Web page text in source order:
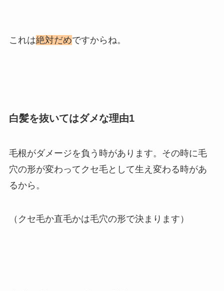
これは絶対だめですからね。
白髪を抜いてはダメな理由1
毛根がダメージを負う時があります。その時に毛
穴の形が変わってクセ毛として生え変わる時があ
るから。
（クセ毛か直毛かは毛穴の形で決まります）